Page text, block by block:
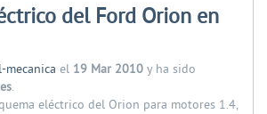
del Ford Orion en
mecanica el 19 Mar 2010 y ha sido
.
eléctrico del Orion para motores 1.4,